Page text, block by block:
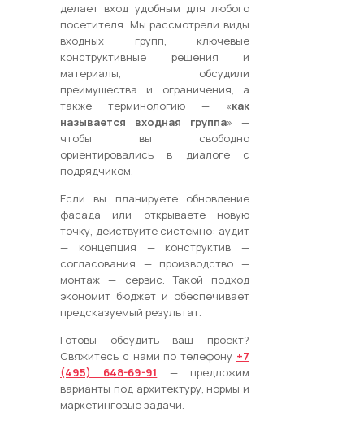
делает вход удобным для любого
посетителя. Мы рассмотрели виды
входных групп, ключевые
конструктивные решения и
материалы, обсудили
преимущества и ограничения, а
также терминологию — «как
называется входная группа» —
чтобы вы свободно
ориентировались в диалоге с
подрядчиком.
Если вы планируете обновление
фасада или открываете новую
точку, действуйте системно: аудит
— концепция — конструктив —
согласования — производство —
монтаж — сервис. Такой подход
экономит бюджет и обеспечивает
предсказуемый результат.
Готовы обсудить ваш проект?
Свяжитесь с нами по телефону +7
(495) 648-69-91 — предложим
варианты под архитектуру, нормы и
маркетинговые задачи.